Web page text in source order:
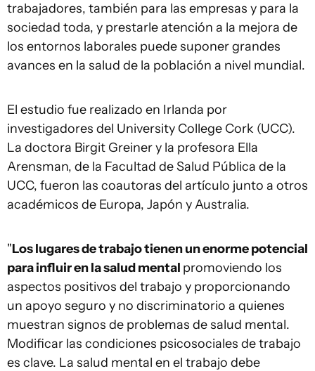
trabajadores, también para las empresas y para la
sociedad toda, y prestarle atención a la mejora de
los entornos laborales puede suponer grandes
avances en la salud de la población a nivel mundial.
El estudio fue realizado en Irlanda por
investigadores del University College Cork (UCC).
La doctora Birgit Greiner y la profesora Ella
Arensman, de la Facultad de Salud Pública de la
UCC, fueron las coautoras del artículo junto a otros
académicos de Europa, Japón y Australia.
"Los lugares de trabajo tienen un enorme potencial
para influir en la salud mental promoviendo los
aspectos positivos del trabajo y proporcionando
un apoyo seguro y no discriminatorio a quienes
muestran signos de problemas de salud mental.
Modificar las condiciones psicosociales de trabajo
es clave. La salud mental en el trabajo debe